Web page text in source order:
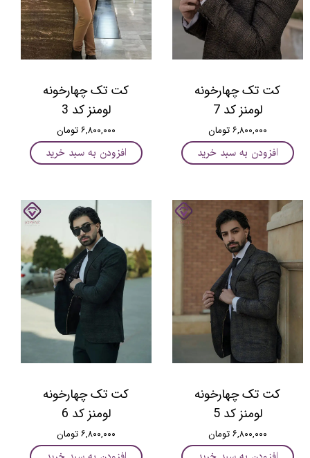
کت تک چهارخونه
لومنز کد 7
۶,۸۰۰,۰۰۰ تومان
افزودن به سبد خرید
کت تک چهارخونه
لومنز کد 3
۶,۸۰۰,۰۰۰ تومان
افزودن به سبد خرید
کت تک چهارخونه
لومنز کد 5
۶,۸۰۰,۰۰۰ تومان
کت تک چهارخونه
لومنز کد 6
۶,۸۰۰,۰۰۰ تومان